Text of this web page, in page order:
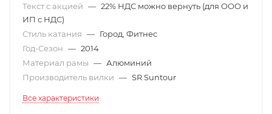
Текст с акцией — 22% НДС можно вернуть (для ООО и
ИП с НДС)
Стиль катания — Город, Фитнес
Год-Сезон — 2014
Материал рамы — Алюминий
Производитель вилки — SR Suntour
Все характеристики